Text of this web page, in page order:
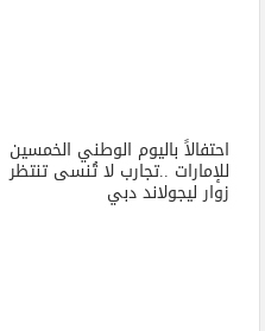
احتفالاً باليوم الوطني الخمسين
للإمارات ..تجارب لا تُنسى تنتظر
زوار ليجولاند دبي